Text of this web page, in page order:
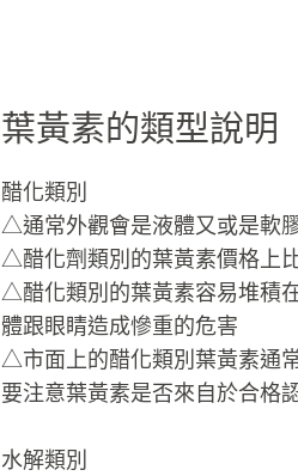
葉黃素的類型說明
醋化類別
△通常外觀會是液體又或是軟
△醋化劑類別的葉黃素價格上
△醋化類別的葉黃素容易堆積
體跟眼睛造成慘重的危害
△市面上的醋化類別葉黃素通
要注意葉黃素是否來自於合格
水解類別